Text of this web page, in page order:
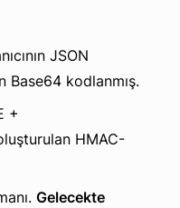
JSON
Base64 kodlanmış.
+
HMAC-
Gelecekte